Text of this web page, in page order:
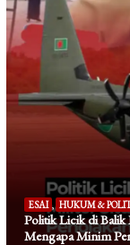
ESAI , HUKUM &
Politik Licik di
Mengapa Minim